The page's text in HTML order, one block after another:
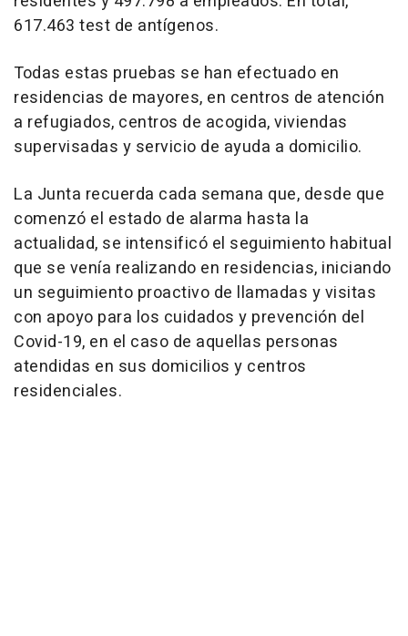
617.463 test de antígenos.
Todas estas pruebas se han efectuado en
residencias de mayores, en centros de atención
a refugiados, centros de acogida, viviendas
supervisadas y servicio de ayuda a domicilio.
La Junta recuerda cada semana que, desde que
comenzó el estado de alarma hasta la
actualidad, se intensificó el seguimiento habitual
que se venía realizando en residencias, iniciando
un seguimiento proactivo de llamadas y visitas
con apoyo para los cuidados y prevención del
Covid-19, en el caso de aquellas personas
atendidas en sus domicilios y centros
residenciales.